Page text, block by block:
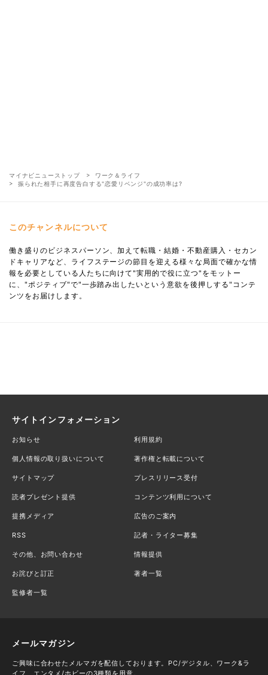
マイナビニューストップ
ワーク＆ライフ
振られた相手に再度告白する"恋愛リベンジ"の成功率は?
このチャンネルについて
働き盛りのビジネスパーソン、加えて転職・結婚・不動産購入・セカン
ドキャリアなど、ライフステージの節目を迎える様々な局面で確かな情
報を必要としている人たちに向けて"実用的で役に立つ"をモットー
に、"ポジティブ"で"一歩踏み出したいという意欲を後押しする"コンテ
ンツをお届けします。
サイトインフォメーション
お知らせ 利用規約
個人情報の取り扱いについて 著作権と転載について
サイトマップ プレスリリース受付
読者プレゼント提供 コンテンツ利用について
提携メディア 広告のご案内
RSS 記者・ライター募集
その他、お問い合わせ 情報提供
お詫びと訂正 著者一覧
監修者一覧
メールマガジン
ご興味に合わせたメルマガを配信しております。PC/デジタル、ワーク&ラ
イフ、エンタメ/ホビーの3種類を用意。